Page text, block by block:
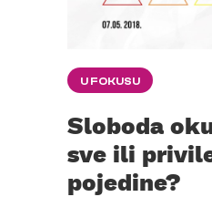
U FOKUSU
Sloboda
sve ili
pojedine?